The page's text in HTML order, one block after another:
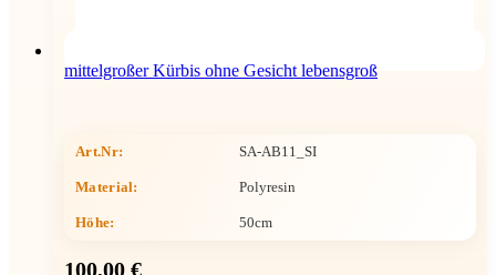
mittelgroßer Kürbis ohne Gesicht lebensgroß
Art.Nr: SA-AB11_SI
Material: Polyresin
Höhe: 50cm
100,00 €